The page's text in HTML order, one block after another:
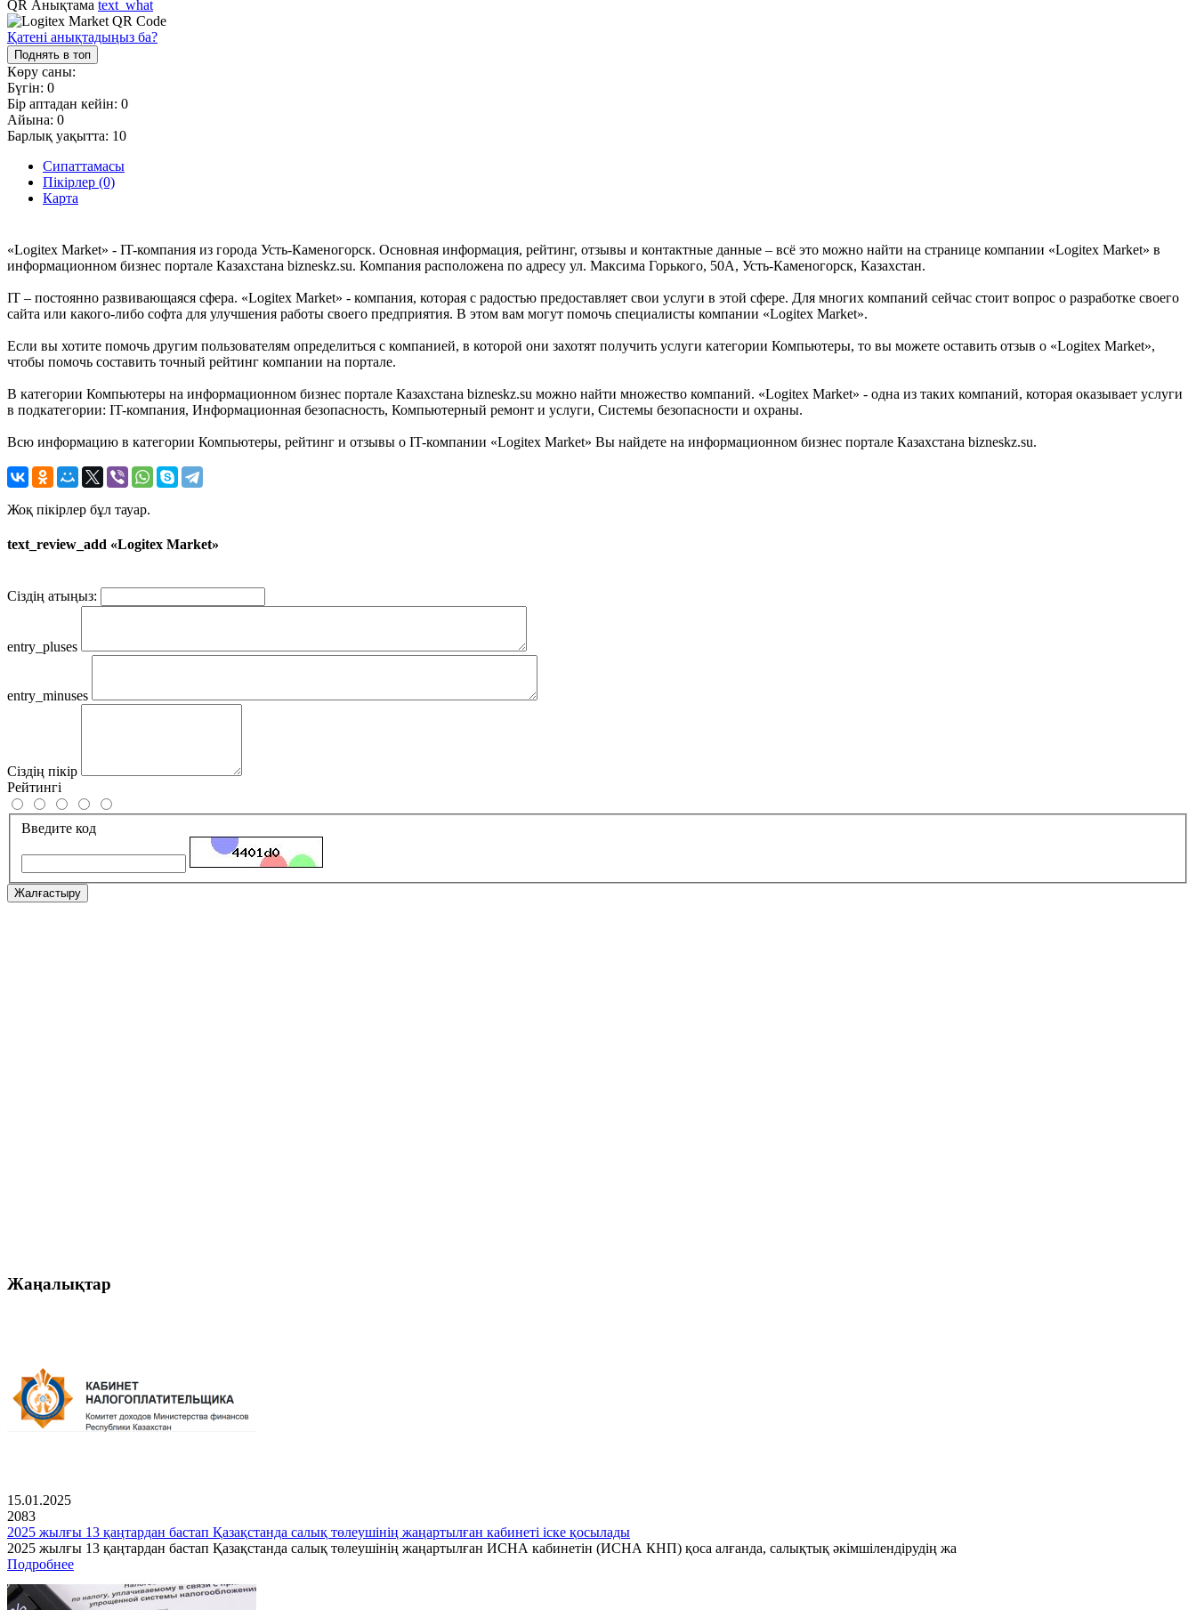
QR Анықтама text_what
Қатені анықтадыңыз ба?
Поднять в топ
Көру саны:
Бүгін: 0
Бір аптадан кейін: 0
Айына: 0
Барлық уақытта: 10
Сипаттамасы
Пікірлер (0)
Карта
«Logitex Market» - IT-компания из города Усть-Каменогорск. Основная информация, рейтинг, отзывы и контактные данные – всё это можно найти на странице компании «Logitex Market» в
информационном бизнес портале Казахстана bizneskz.su. Компания расположена по адресу ул. Максима Горького, 50А, Усть-Каменогорск, Казахстан.
IT – постоянно развивающаяся сфера. «Logitex Market» - компания, которая с радостью предоставляет свои услуги в этой сфере. Для многих компаний сейчас стоит вопрос о разработке своего
сайта или какого-либо софта для улучшения работы своего предприятия. В этом вам могут помочь специалисты компании «Logitex Market».
Если вы хотите помочь другим пользователям определиться с компанией, в которой они захотят получить услуги категории Компьютеры, то вы можете оставить отзыв о «Logitex Market»,
чтобы помочь составить точный рейтинг компании на портале.
В категории Компьютеры на информационном бизнес портале Казахстана bizneskz.su можно найти множество компаний. «Logitex Market» - одна из таких компаний, которая оказывает услуги
в подкатегории: IT-компания, Информационная безопасность, Компьютерный ремонт и услуги, Системы безопасности и охраны.
Всю информацию в категории Компьютеры, рейтинг и отзывы о IT-компании «Logitex Market» Вы найдете на информационном бизнес портале Казахстана bizneskz.su.
Жоқ пікірлер бұл тауар.
text_review_add «Logitex Market»
Сіздің атыңыз:
entry_pluses
entry_minuses
Сіздің пікір
Рейтингі
Введите код
Жалғастыру
Жаңалықтар
15.01.2025
2083
2025 жылғы 13 қаңтардан бастап Қазақстанда салық төлеушінің жаңартылған кабинеті іске қосылады
2025 жылғы 13 қаңтардан бастап Қазақстанда салық төлеушінің жаңартылған ИСНА кабинетін (ИСНА КНП) қоса алғанда, салықтық әкімшілендірудің жа
Подробнее